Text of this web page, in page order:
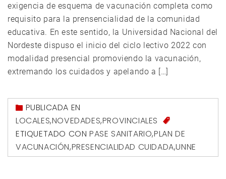
exigencia de esquema de vacunación completa como
requisito para la prensencialidad de la comunidad
educativa. En este sentido, la Universidad Nacional del
Nordeste dispuso el inicio del ciclo lectivo 2022 con
modalidad presencial promoviendo la vacunación,
extremando los cuidados y apelando a […]
PUBLICADA EN
LOCALES,NOVEDADES,PROVINCIALES
ETIQUETADO CON PASE SANITARIO,PLAN DE
VACUNACIÓN,PRESENCIALIDAD CUIDADA,UNNE